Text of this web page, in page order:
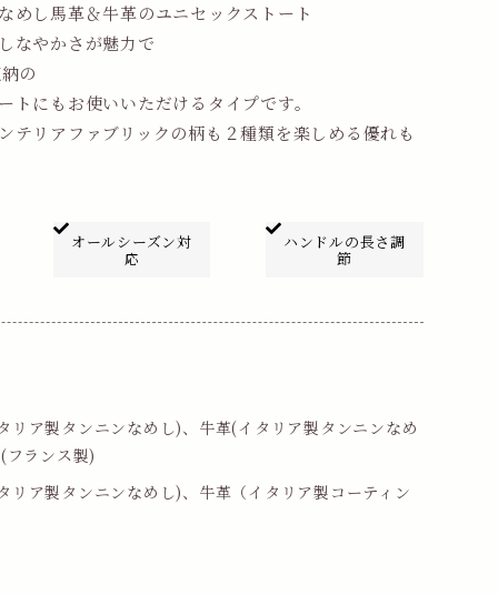
めし馬革＆牛革のユニセックストート
なやかさが魅力で
の
トにもお使いいただけるタイプです。
テリアファブリックの柄も２種類を楽しめる優れも
オールシーズン対
応
ハンドルの長さ調
節
リア製タンニンなめし)、牛革(イタリア製タンニンなめ
フランス製)
リア製タンニンなめし)、牛革（イタリア製コーティン